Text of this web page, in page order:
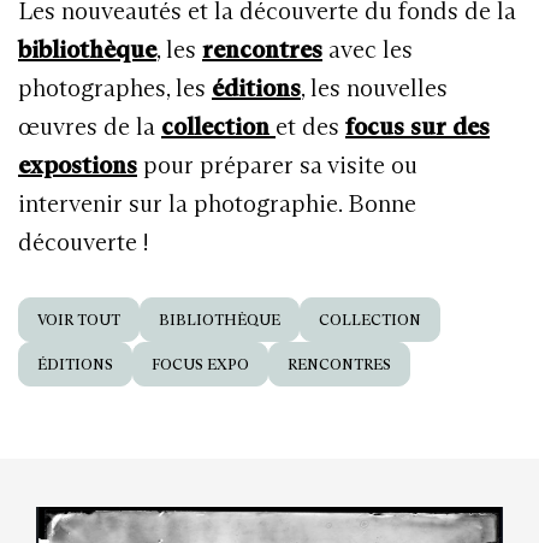
Les nouveautés et la découverte du fonds de la
bibliothèque, les rencontres avec les
photographes, les éditions, les nouvelles
œuvres de la collection et des focus sur des
expostions pour préparer sa visite ou
intervenir sur la photographie. Bonne
découverte !
VOIR TOUT BIBLIOTHÈQUE COLLECTION
ÉDITIONS FOCUS EXPO RENCONTRES